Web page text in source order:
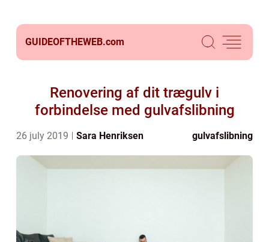
GUIDEOFTHEWEB.com
Renovering af dit trægulv i
forbindelse med gulvafslibning
26 july 2019 Sara Henriksen gulvafslibning